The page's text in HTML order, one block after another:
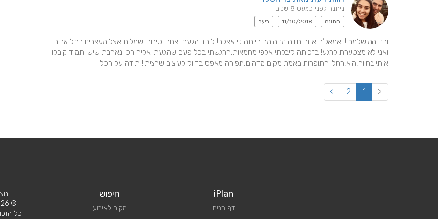
ניתנה לפני כמעט 8 שנים
חתונה 11/10/2018 ביער
אותי בחיוך,היא,רחל והתופרות באמת מקום מדהים,תפירה מאפס בדיוק לעיצוב שרציתי! תודה על הכל
<
1
2
>
iPlan
דף הבית
חיפוש
מקום לאירוע
© 2026 iPlan.
כל